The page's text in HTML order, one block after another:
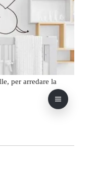
per arredare la